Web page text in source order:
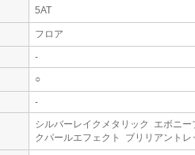
5AT
フロア
-
○
-
シルバーレイクメタリック エボニー
クパールエフェクト ブリリアント